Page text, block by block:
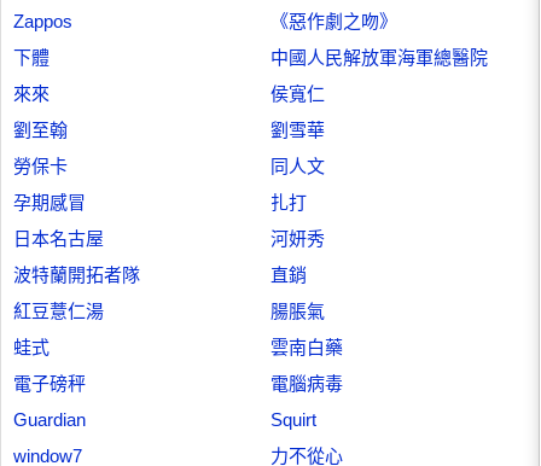
Zappos
《惡作劇之吻》
下體
中國人民解放軍海軍總醫院
來來
侯寬仁
劉至翰
劉雪華
勞保卡
同人文
孕期感冒
扎打
日本名古屋
河妍秀
波特蘭開拓者隊
直銷
紅豆薏仁湯
腸脹氣
蛙式
雲南白藥
電子磅秤
電腦病毒
Guardian
Squirt
window7
力不從心